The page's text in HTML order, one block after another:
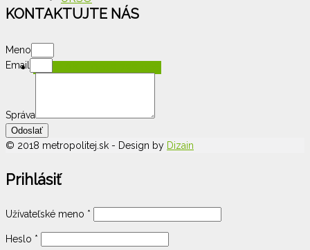
KONTAKTUJTE NÁS
Meno
Email
Správa
Odoslať
© 2018 metropolitej.sk - Design by Dizain
Prihlásiť
Užívateľské meno *
Heslo *